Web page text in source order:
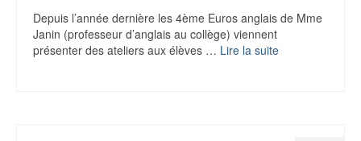
Depuis l’année dernière les 4ème Euros anglais de Mme
Janin (professeur d’anglais au collège) viennent
présenter des ateliers aux élèves … Lire la suite